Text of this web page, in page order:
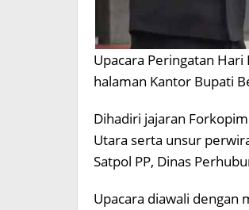
Upacara Peringatan
halaman Kantor Bupati
Dihadiri jajaran
Utara serta unsur
Satpol PP, Dinas
Upacara diawali dengan